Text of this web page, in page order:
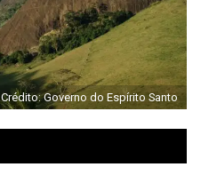
Crédito: Governo do Espírito Santo